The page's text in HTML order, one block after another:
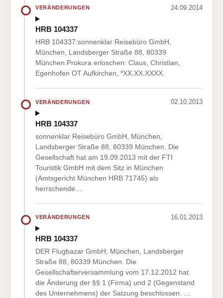
VERÄNDERUNGEN 24.09.2014
HRB 104337
HRB 104337:sonnenklar Reisebüro GmbH,
München, Landsberger Straße 88, 80339
München.Prokura erloschen: Claus, Christian,
Egenhofen OT Aufkirchen, *XX.XX.XXXX.
VERÄNDERUNGEN 02.10.2013
HRB 104337
sonnenklar Reisebüro GmbH, München,
Landsberger Straße 88, 80339 München. Die
Gesellschaft hat am 19.09.2013 mit der FTI
Touristik GmbH mit dem Sitz in München
(Amtsgericht München HRB 71745) als
herrschende…
VERÄNDERUNGEN 16.01.2013
HRB 104337
DER Flugbazar GmbH, München, Landsberger
Straße 88, 80339 München. Die
Gesellschafterversammlung vom 17.12.2012 hat
die Änderung der §§ 1 (Firma) und 2 (Gegenstand
des Unternehmens) der Satzung beschlossen. …